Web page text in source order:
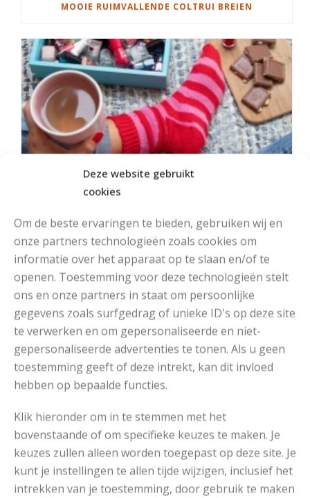
Deze website gebruikt
cookies
Om de beste ervaringen te bieden, gebruiken wij en
onze partners technologieën zoals cookies om
informatie over het apparaat op te slaan en/of te
openen. Toestemming voor deze technologieën stelt
ons en onze partners in staat om persoonlijke
gegevens zoals surfgedrag of unieke ID's op deze site
te verwerken en om gepersonaliseerde en niet-
gepersonaliseerde advertenties te tonen. Als u geen
toestemming geeft of deze intrekt, kan dit invloed
hebben op bepaalde functies.
Klik hieronder om in te stemmen met het
bovenstaande of om specifieke keuzes te maken. Je
keuzes zullen alleen worden toegepast op deze site. Je
kunt je instellingen te allen tijde wijzigen, inclusief het
intrekken van je toestemming, door gebruik te maken
MOOIE RUIMVALLENDE COLTRUI BREIEN
MOOIE DIKGESTREEPTE SOKKEN BREIEN VAN DURABLE GAREN